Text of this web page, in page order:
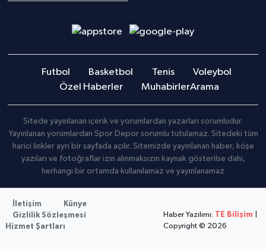
Futbol Basketbol Tenis
Voleybol
Özel Haberler
MuhabirlerArama
Sitede yayınlanan içerik ve yorumlardan yazarları sorumludur.
Yayınlanan yorumlardan Spor Depor sorumlu tutulamaz. Sitedeki tüm
harici linkler ayrı bir sayfada açılır. Sitemizde yayınlanan haber, köşe
yazıları ve fotoğraflar izin alınmaksızın kaynak gösterilse dahi,
herhangi bir ortamda kullanılamaz ve yayınlanamaz
İletişim
Künye
Gizlilik Sözleşmesi
Hizmet Şartları
Haber Yazılımı: TE Bilişim
Copyright © 2026